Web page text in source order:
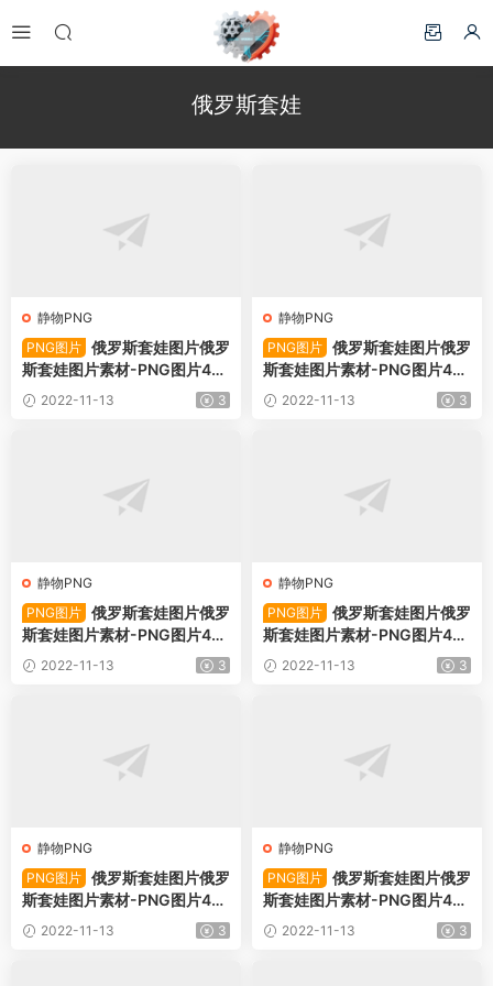
俄罗斯套娃
静物PNG
PNG图片 俄罗斯套娃图片俄罗
斯套娃图片素材-PNG图片49
476下载
2022-11-13 3
静物PNG
PNG图片 俄罗斯套娃图片俄罗
斯套娃图片素材-PNG图片49
475下载
2022-11-13 3
静物PNG
PNG图片 俄罗斯套娃图片俄罗
斯套娃图片素材-PNG图片49
474下载
2022-11-13 3
静物PNG
PNG图片 俄罗斯套娃图片俄罗
斯套娃图片素材-PNG图片49
473下载
2022-11-13 3
静物PNG
PNG图片 俄罗斯套娃图片俄罗
斯套娃图片素材-PNG图片49
472下载
2022-11-13 3
静物PNG
PNG图片 俄罗斯套娃图片俄罗
斯套娃图片素材-PNG图片49
496下载
2022-11-13 3